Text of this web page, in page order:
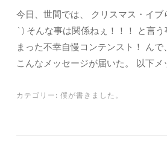
今日、世間では、 クリスマス・イブ
`) そんな事は関係ねぇ！！！ と言
まった不幸自慢コンテンスト！ ん
こんなメッセージが届いた。 以下
カテゴリー: 僕が書きました。